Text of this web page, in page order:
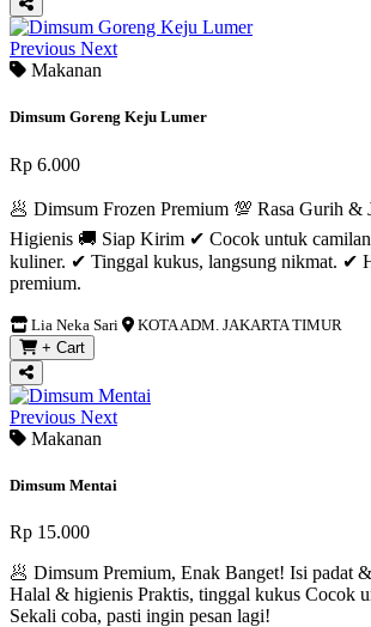
Previous Next
Makanan
Dimsum Goreng Keju Lumer
Rp 6.000
🥟 Dimsum Frozen Premium 💯 Rasa Gurih &
Higienis 🚚 Siap Kirim ✔ Cocok untuk camilan,
kuliner. ✔ Tinggal kukus, langsung nikmat. ✔
premium.
Lia Neka Sari
KOTA ADM. JAKARTA TIMUR
+ Cart
Previous Next
Makanan
Dimsum Mentai
Rp 15.000
🥟 Dimsum Premium, Enak Banget! Isi padat
Halal & higienis Praktis, tinggal kukus Cocok
Sekali coba, pasti ingin pesan lagi!